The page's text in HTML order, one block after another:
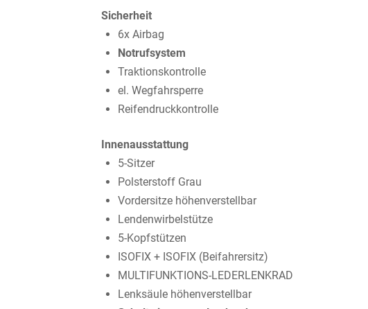
Sicherheit
6x Airbag
Notrufsystem
Traktionskontrolle
el. Wegfahrsperre
Reifendruckkontrolle
Innenausstattung
5-Sitzer
Polsterstoff Grau
Vordersitze höhenverstellbar
Lendenwirbelstütze
5-Kopfstützen
ISOFIX + ISOFIX (Beifahrersitz)
MULTIFUNKTIONS-LEDERLENKRAD
Lenksäule höhenverstellbar